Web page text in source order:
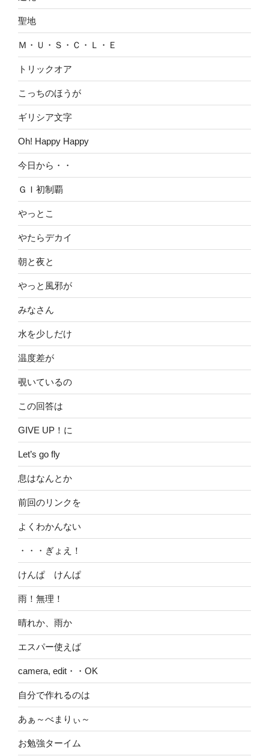
聖地
Ｍ・Ｕ・Ｓ・Ｃ・Ｌ・Ｅ
トリックオア
こっちのほうが
ギリシア文字
Oh! Happy Happy
今日から・・
ＧＩ初制覇
やっとこ
やたらデカイ
朝と夜と
やっと風邪が
みなさん
水を少しだけ
温度差が
覗いているの
この回答は
GIVE UP！に
Let’s go fly
息はなんとか
前回のリンクを
よくわかんない
・・・ぎょえ！
けんぱ けんぱ
雨！無理！
晴れか、雨か
エスパー使えば
camera, edit・・OK
自分で作れるのは
あぁ～べまりぃ～
お勉強ターイム